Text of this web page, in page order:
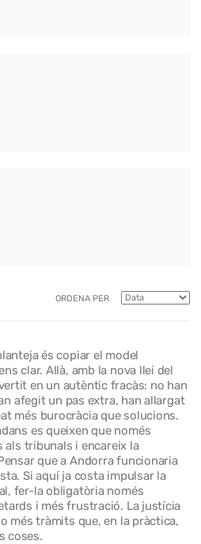
ORDENA PER
és copiar el model
clar. Allà, amb la nova llei del
en un autèntic fracàs: no han
afegit un pas extra, han allargat
més burocràcia que solucions.
es queixen que només
als tribunals i encareix la
que a Andorra funcionaria
Si aquí ja costa impulsar la
fer-la obligatòria només
i més frustració. La justícia
més tràmits que, en la pràctica,
coses.